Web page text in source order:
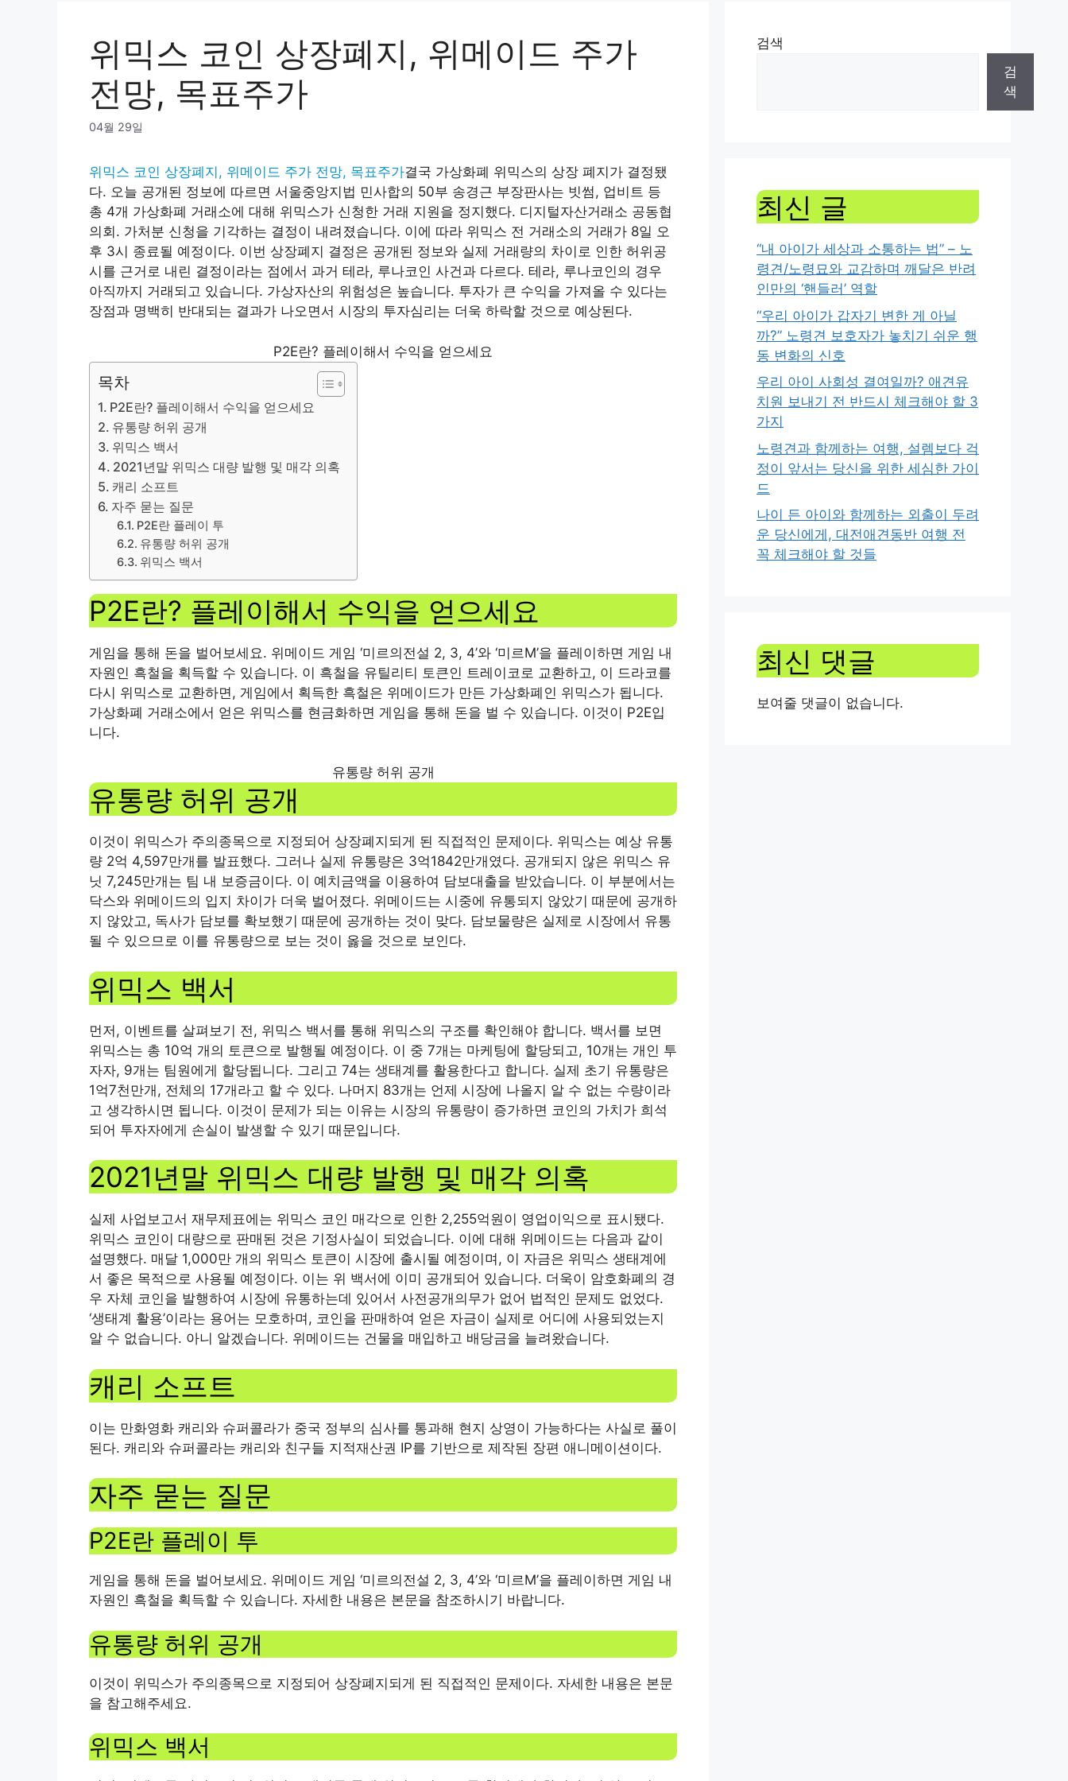
위믹스 코인 상장폐지, 위메이드 주가
전망, 목표주가
04월 29일
위믹스 코인 상장폐지, 위메이드 주가 전망, 목표주가결국 가상화폐 위믹스의 상장 폐지가 결정됐
다. 오늘 공개된 정보에 따르면 서울중앙지법 민사합의 50부 송경근 부장판사는 빗썸, 업비트 등
총 4개 가상화폐 거래소에 대해 위믹스가 신청한 거래 지원을 정지했다. 디지털자산거래소 공동협
의회. 가처분 신청을 기각하는 결정이 내려졌습니다. 이에 따라 위믹스 전 거래소의 거래가 8일 오
후 3시 종료될 예정이다. 이번 상장폐지 결정은 공개된 정보와 실제 거래량의 차이로 인한 허위공
시를 근거로 내린 결정이라는 점에서 과거 테라, 루나코인 사건과 다르다. 테라, 루나코인의 경우
아직까지 거래되고 있습니다. 가상자산의 위험성은 높습니다. 투자가 큰 수익을 가져올 수 있다는
장점과 명백히 반대되는 결과가 나오면서 시장의 투자심리는 더욱 하락할 것으로 예상된다.
P2E란? 플레이해서 수익을 얻으세요
목차
P2E란? 플레이해서 수익을 얻으세요
유통량 허위 공개
위믹스 백서
2021년말 위믹스 대량 발행 및 매각 의혹
캐리 소프트
자주 묻는 질문
P2E란 플레이 투
유통량 허위 공개
위믹스 백서
P2E란? 플레이해서 수익을 얻으세요
게임을 통해 돈을 벌어보세요. 위메이드 게임 ‘미르의전설 2, 3, 4’와 ‘미르M’을 플레이하면 게임 내
자원인 흑철을 획득할 수 있습니다. 이 흑철을 유틸리티 토큰인 트레이코로 교환하고, 이 드라코를
다시 위믹스로 교환하면, 게임에서 획득한 흑철은 위메이드가 만든 가상화폐인 위믹스가 됩니다.
가상화폐 거래소에서 얻은 위믹스를 현금화하면 게임을 통해 돈을 벌 수 있습니다. 이것이 P2E입
니다.
유통량 허위 공개
유통량 허위 공개
이것이 위믹스가 주의종목으로 지정되어 상장폐지되게 된 직접적인 문제이다. 위믹스는 예상 유통
량 2억 4,597만개를 발표했다. 그러나 실제 유통량은 3억1842만개였다. 공개되지 않은 위믹스 유
닛 7,245만개는 팀 내 보증금이다. 이 예치금액을 이용하여 담보대출을 받았습니다. 이 부분에서는
닥스와 위메이드의 입지 차이가 ​​더욱 벌어졌다. 위메이드는 시중에 유통되지 않았기 때문에 공개하
지 않았고, 독사가 담보를 확보했기 때문에 공개하는 것이 맞다. 담보물량은 실제로 시장에서 유통
될 수 있으므로 이를 유통량으로 보는 것이 옳을 것으로 보인다.
위믹스 백서
먼저, 이벤트를 살펴보기 전, 위믹스 백서를 통해 위믹스의 구조를 확인해야 합니다. 백서를 보면
위믹스는 총 10억 개의 토큰으로 발행될 예정이다. 이 중 7개는 마케팅에 할당되고, 10개는 개인 투
자자, 9개는 팀원에게 할당됩니다. 그리고 74는 생태계를 활용한다고 합니다. 실제 초기 유통량은
1억7천만개, 전체의 17개라고 할 수 있다. 나머지 83개는 언제 시장에 나올지 알 수 없는 수량이라
고 생각하시면 됩니다. 이것이 문제가 되는 이유는 시장의 유통량이 증가하면 코인의 가치가 희석
되어 투자자에게 손실이 발생할 수 있기 때문입니다.
2021년말 위믹스 대량 발행 및 매각 의혹
실제 사업보고서 재무제표에는 위믹스 코인 매각으로 인한 2,255억원이 영업이익으로 표시됐다.
위믹스 코인이 대량으로 판매된 것은 기정사실이 되었습니다. 이에 대해 위메이드는 다음과 같이
설명했다. 매달 1,000만 개의 위믹스 토큰이 시장에 출시될 예정이며, 이 자금은 위믹스 생태계에
서 좋은 목적으로 사용될 예정이다. 이는 위 백서에 이미 공개되어 있습니다. 더욱이 암호화폐의 경
우 자체 코인을 발행하여 시장에 유통하는데 있어서 사전공개의무가 없어 법적인 문제도 없었다.
‘생태계 활용’이라는 용어는 모호하며, 코인을 판매하여 얻은 자금이 실제로 어디에 사용되었는지
알 수 없습니다. 아니 알겠습니다. 위메이드는 건물을 매입하고 배당금을 늘려왔습니다.
캐리 소프트
이는 만화영화 캐리와 슈퍼콜라가 중국 정부의 심사를 통과해 현지 상영이 가능하다는 사실로 풀이
된다. 캐리와 슈퍼콜라는 캐리와 친구들 지적재산권 IP를 기반으로 제작된 장편 애니메이션이다.
자주 묻는 질문
P2E란 플레이 투
게임을 통해 돈을 벌어보세요. 위메이드 게임 ‘미르의전설 2, 3, 4’와 ‘미르M’을 플레이하면 게임 내
자원인 흑철을 획득할 수 있습니다. 자세한 내용은 본문을 참조하시기 바랍니다.
유통량 허위 공개
이것이 위믹스가 주의종목으로 지정되어 상장폐지되게 된 직접적인 문제이다. 자세한 내용은 본문
을 참고해주세요.
위믹스 백서
검색
검
색
최신 글
“내 아이가 세상과 소통하는 법” – 노
령견/노령묘와 교감하며 깨달은 반려
인만의 ‘핸들러’ 역할
“우리 아이가 갑자기 변한 게 아닐
까?” 노령견 보호자가 놓치기 쉬운 행
동 변화의 신호
우리 아이 사회성 결여일까? 애견유
치원 보내기 전 반드시 체크해야 할 3
가지
노령견과 함께하는 여행, 설렘보다 걱
정이 앞서는 당신을 위한 세심한 가이
드
나이 든 아이와 함께하는 외출이 두려
운 당신에게, 대전애견동반 여행 전
꼭 체크해야 할 것들
최신 댓글
보여줄 댓글이 없습니다.